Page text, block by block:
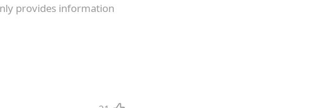
provides information